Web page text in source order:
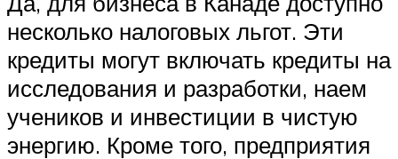
несколько налоговых льгот. Эти
кредиты могут включать кредиты на
исследования и разработки, наем
учеников и инвестиции в чистую
энергию. Кроме того, предприятия